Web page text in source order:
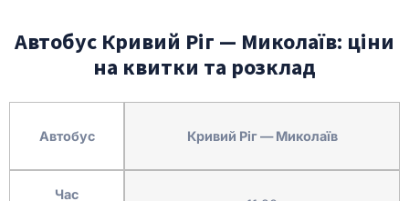
Автобус Кривий Ріг — Миколаїв: ціни
на квитки та розклад
Автобус
Час
Кривий Ріг — Миколаїв